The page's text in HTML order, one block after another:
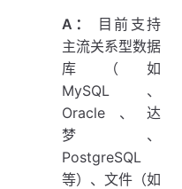
A：
目前支持
主流关系型数据
库（如
MySQL、
Oracle、达
梦、
PostgreSQL
等）、文件（如